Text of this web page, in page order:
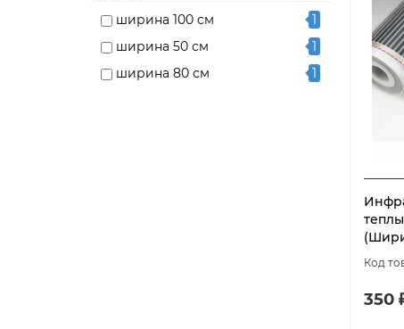
ширина 100 см
1
ширина 50 см
1
ширина 80 см
1
350